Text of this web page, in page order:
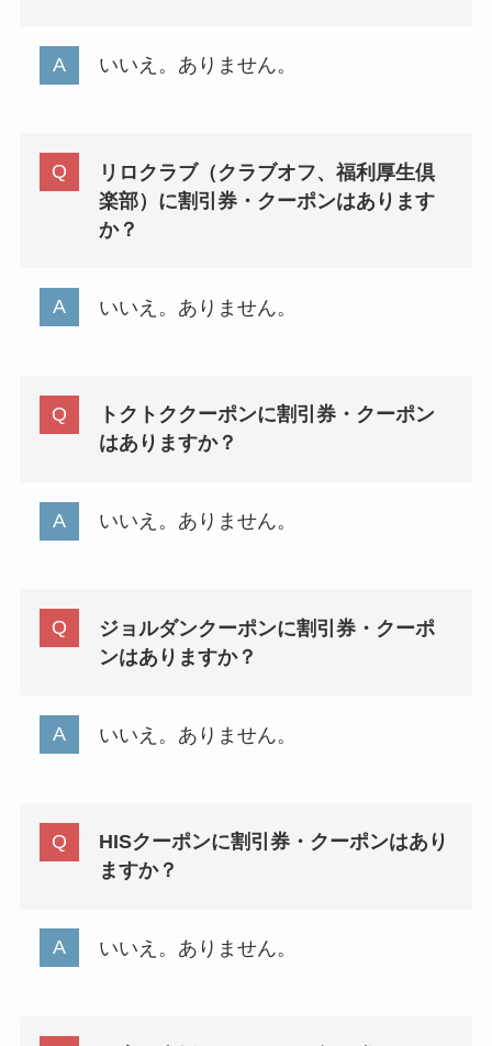
いいえ。ありません。
リロクラブ（クラブオフ、福利厚生倶
楽部）に割引券・クーポンはあります
か？
いいえ。ありません。
トクトククーポンに割引券・クーポン
はありますか？
いいえ。ありません。
ジョルダンクーポンに割引券・クーポ
ンはありますか？
いいえ。ありません。
HISクーポンに割引券・クーポンはあり
ますか？
いいえ。ありません。